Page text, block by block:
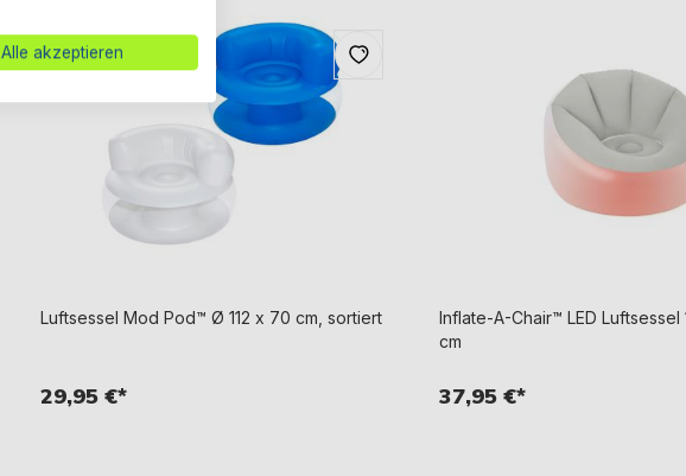
Luftsessel Mod Pod™ Ø 112 x 70 cm, sortiert
29,95 €*
Inflate-A-Chair™ LED Luftsessel
cm
37,95 €*
Alle akzeptieren